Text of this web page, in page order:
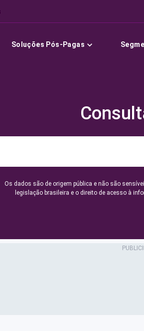
Soluções Pós-Pagas
Os dados são de origem pública e não são
legislação brasileira e o direito de acesso à